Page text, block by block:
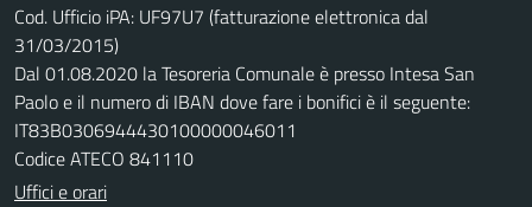
Cod. Ufficio iPA: UF97U7 (fatturazione elettronica dal
31/03/2015)
Dal 01.08.2020 la Tesoreria Comunale è presso Intesa San
Paolo e il numero di IBAN dove fare i bonifici è il seguente:
IT83B0306944430100000046011
Codice ATECO 841110
Uffici e orari